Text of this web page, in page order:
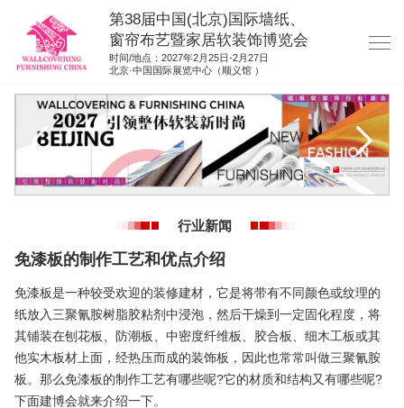
第38届中国(北京)国际墙纸、
窗帘布艺暨家居软装饰博览会
时间/地点：2027年2月25日-2月27日
北京·中国国际展览中心（顺义馆 ）
网站首页
展商服务
展位申请
集团展会
参展联络
行业新闻
免漆板的制作工艺和优点介绍
免漆板是一种较受欢迎的装修建材，它是将带有不同颜色或纹理的
纸放入三聚氰胺树脂胶粘剂中浸泡，然后干燥到一定固化程度，将
其铺装在刨花板、防潮板、中密度纤维板、胶合板、细木工板或其
他实木板材上面，经热压而成的装饰板，因此也常常叫做三聚氰胺
板。那么免漆板的制作工艺有哪些呢?它的材质和结构又有哪些呢?
下面建博会就来介绍一下。